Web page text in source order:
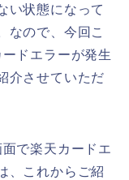
い状態になって
なので、今回こ
ドエラーが発生
介させていただ
で楽天カードエ
、これからご紹